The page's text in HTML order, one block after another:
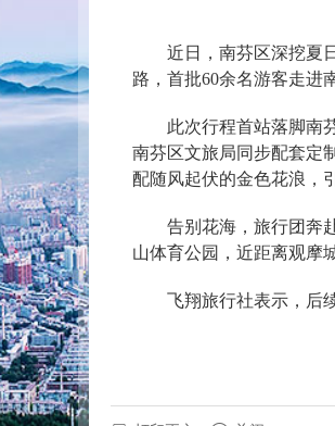
近日，南芬区深挖夏
路，首批60余名游客走进
此次行程首站落脚南
南芬区文旅局同步配套定
配随风起伏的金色花浪，
告别花海，旅行团奔
山体育公园，近距离观摩
飞翔旅行社表示，后